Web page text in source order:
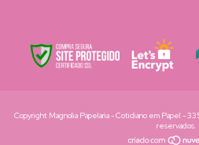
Copyright Magnolia Papelaria - Cotidiano em Papel -
reservados.